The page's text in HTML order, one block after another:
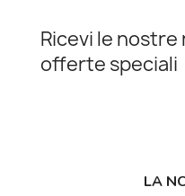
Ricevi le nostre
offerte speciali
LA